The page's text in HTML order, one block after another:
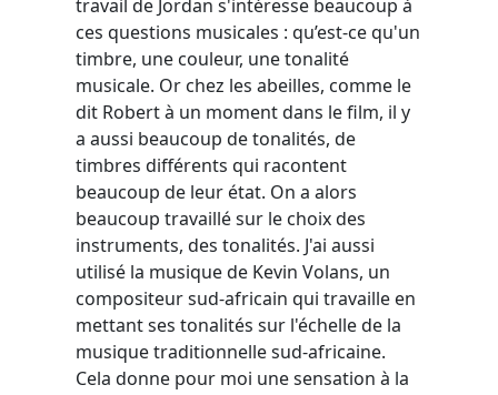
travail de Jordan s'intéresse beaucoup à
ces questions musicales : qu’est-ce qu'un
timbre, une couleur, une tonalité
musicale. Or chez les abeilles, comme le
dit Robert à un moment dans le film, il y
a aussi beaucoup de tonalités, de
timbres différents qui racontent
beaucoup de leur état. On a alors
beaucoup travaillé sur le choix des
instruments, des tonalités. J'ai aussi
utilisé la musique de Kevin Volans, un
compositeur sud-africain qui travaille en
mettant ses tonalités sur l'échelle de la
musique traditionnelle sud-africaine.
Cela donne pour moi une sensation à la